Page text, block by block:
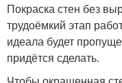
Покраска стен без
трудоёмкий этап
идеала будет
придётся сделать.